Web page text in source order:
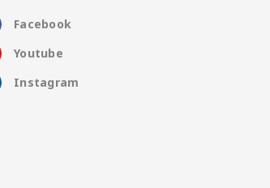
Facebook
Youtube
Instagram